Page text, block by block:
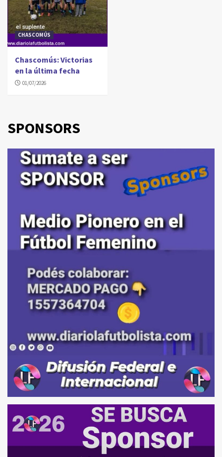
CHASCOMÚS
Chascomús: Victorias
en la última fecha
01/07/2026
SPONSORS